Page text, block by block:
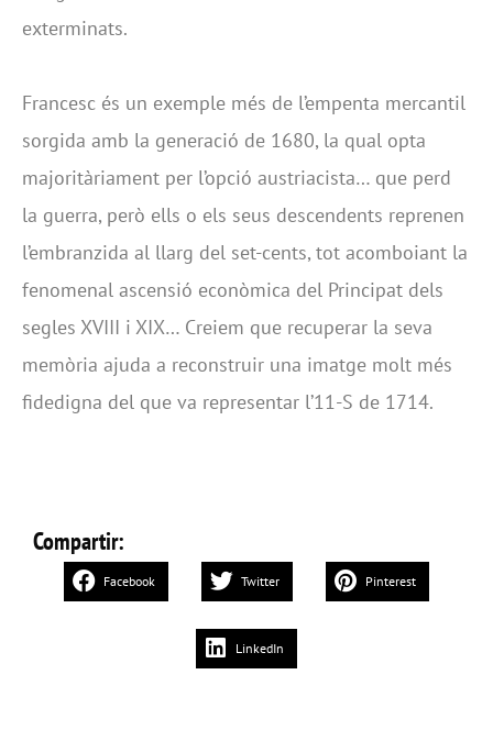
exterminats.
Francesc és un exemple més de l’empenta mercantil
sorgida amb la generació de 1680, la qual opta
majoritàriament per l’opció austriacista… que perd
la guerra, però ells o els seus descendents reprenen
l’embranzida al llarg del set-cents, tot acomboiant la
fenomenal ascensió econòmica del Principat dels
segles XVIII i XIX… Creiem que recuperar la seva
memòria ajuda a reconstruir una imatge molt més
fidedigna del que va representar l’11-S de 1714.
Compartir:
Facebook Twitter Pinterest
LinkedIn